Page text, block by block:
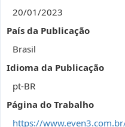
20/01/2023
País da Publicação
Brasil
Idioma da Publicação
pt-BR
Página do Trabalho
https://